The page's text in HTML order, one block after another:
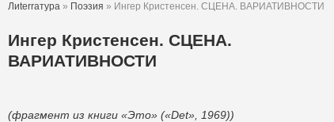
Лиterraтура » Поэзия » Ингер Кристенсен. СЦЕНА. ВАРИАТИВНОСТИ
Ингер Кристенсен. СЦЕНА.
ВАРИАТИВНОСТИ
(фрагмент из книги «Это» («Det», 1969))